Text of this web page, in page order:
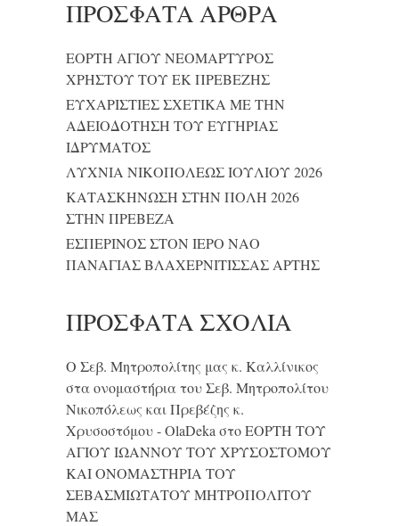
ΠΡΌΣΦΑΤΑ ΆΡΘΡΑ
ΕΟΡΤΗ ΑΓΙΟΥ ΝΕΟΜΑΡΤΥΡΟΣ
ΧΡΗΣΤΟΥ ΤΟΥ ΕΚ ΠΡΕΒΕΖΗΣ
ΕΥΧΑΡΙΣΤΙΕΣ ΣΧΕΤΙΚΑ ΜΕ ΤΗΝ
ΑΔΕΙΟΔΟΤΗΣΗ ΤΟΥ ΕΥΓΗΡΙΑΣ
ΙΔΡΥΜΑΤΟΣ
ΛΥΧΝΙΑ ΝΙΚΟΠΟΛΕΩΣ ΙΟΥΛΙΟΥ 2026
ΚΑΤΑΣΚΗΝΩΣΗ ΣΤΗΝ ΠΟΛΗ 2026
ΣΤΗΝ ΠΡΕΒΕΖΑ
ΕΣΠΕΡΙΝΟΣ ΣΤΟΝ ΙΕΡΟ ΝΑΟ
ΠΑΝΑΓΙΑΣ ΒΛΑΧΕΡΝΙΤΙΣΣΑΣ ΑΡΤΗΣ
ΠΡΌΣΦΑΤΑ ΣΧΌΛΙΑ
Ο Σεβ. Μητροπολίτης μας κ. Καλλίνικος
στα ονομαστήρια του Σεβ. Μητροπολίτου
Νικοπόλεως και Πρεβέζης κ.
Χρυσοστόμου - OlaDeka στοΕΟΡΤΗ ΤΟΥ
ΑΓΙΟΥ ΙΩΑΝΝΟΥ ΤΟΥ ΧΡΥΣΟΣΤΟΜΟΥ
ΚΑΙ ONΟΜΑΣΤΗΡΙΑ ΤΟΥ
ΣΕΒΑΣΜΙΩΤΑΤΟΥ ΜΗΤΡΟΠΟΛΙΤΟΥ
ΜΑΣ